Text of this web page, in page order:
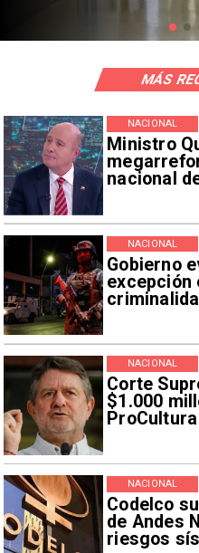
Ministro
nacional
NACIONAL
Gobierno
excepción
NACIONAL
Corte
$1.000
ProCultura
NACIONAL
Codelco
de Andes
riesgos
NACIONAL
MÁS